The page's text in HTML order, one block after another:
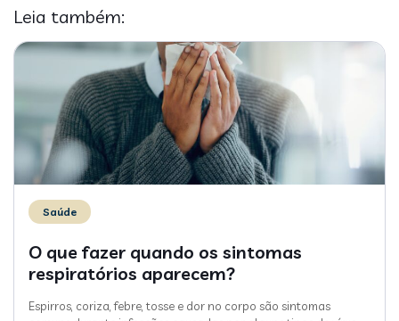
Leia também:
Saúde
O que fazer quando os sintomas
respiratórios aparecem?
Espirros, coriza, febre, tosse e dor no corpo são sintomas